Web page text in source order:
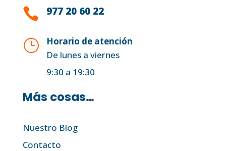
 977 20 60 22
}
Horario de atención
De lunes a viernes
9:30 a 19:30
Más cosas…
Nuestro Blog
Contacto